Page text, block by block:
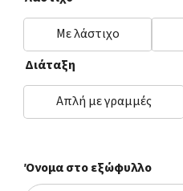
Με λάστιχο
Διάταξη
Απλή με γραμμές
Όνομα στο εξώφυλλο